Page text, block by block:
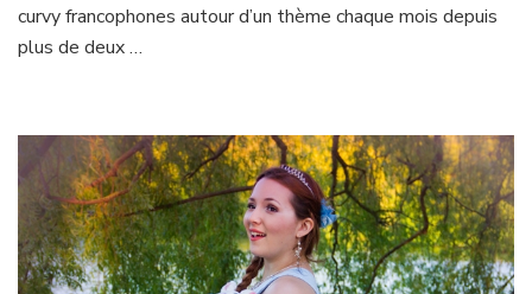
curvy francophones autour d’un thème chaque mois depuis
plus de deux …